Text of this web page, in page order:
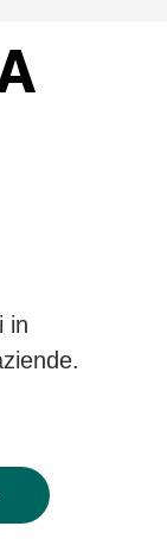
in